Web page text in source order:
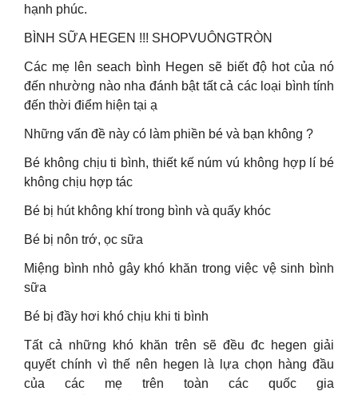
hạnh phúc.
BÌNH SỮA HEGEN !!! SHOPVUÔNGTRÒN
Các mẹ lên seach bình Hegen sẽ biết độ hot của nó
đến nhường nào nha đánh bật tất cả các loại bình tính
đến thời điểm hiện tại ạ
Những vấn đề này có làm phiền bé và bạn không ?
Bé không chịu ti bình, thiết kế núm vú không hợp lí bé
không chịu hợp tác
Bé bị hút không khí trong bình và quấy khóc
Bé bị nôn trớ, ọc sữa
Miệng bình nhỏ gây khó khăn trong việc vệ sinh bình
sữa
Bé bị đầy hơi khó chịu khi ti bình
Tất cả những khó khăn trên sẽ đều đc hegen giải
quyết chính vì thế nên hegen là lựa chọn hàng đầu
của các mẹ trên toàn các quốc gia